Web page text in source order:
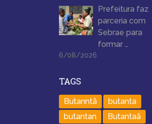
Prefeitura faz
parceria com
Sebrae para
formar …
6/08/2026
TAGS
Butanntã
butanta
butantan
Butantaã